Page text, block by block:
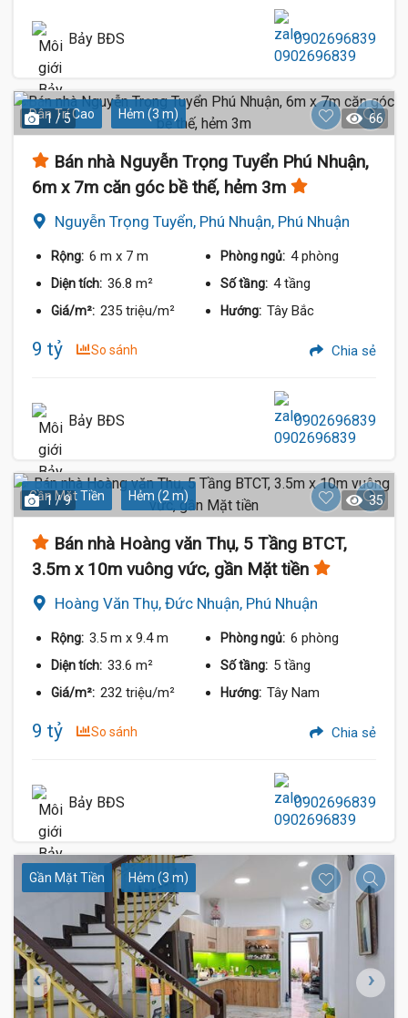
Bảy BĐS 0902696839
Dân Trí Cao Hẻm (3 m)
1 / 5 66
Bán nhà Nguyễn Trọng Tuyển Phú Nhuận,
6m x 7m căn góc bề thế, hẻm 3m
Nguyễn Trọng Tuyển, Phú Nhuận, Phú Nhuận
Rộng: 6 m x 7 m Phòng ngủ: 4 phòng
Diện tích: 36.8 m² Số tầng: 4 tầng
Giá/m²: 235 triệu/m² Hướng: Tây Bắc
9 tỷ So sánh Chia sẻ
Bảy BĐS 0902696839
Gần Mặt Tiền Hẻm (2 m)
1 / 9 35
Bán nhà Hoàng văn Thụ, 5 Tầng BTCT,
3.5m x 10m vuông vức, gần Mặt tiền
Hoàng Văn Thụ, Đức Nhuận, Phú Nhuận
Rộng: 3.5 m x 9.4 m Phòng ngủ: 6 phòng
Diện tích: 33.6 m² Số tầng: 5 tầng
Giá/m²: 232 triệu/m² Hướng: Tây Nam
9 tỷ So sánh Chia sẻ
Bảy BĐS 0902696839
Gần Mặt Tiền Hẻm (3 m)